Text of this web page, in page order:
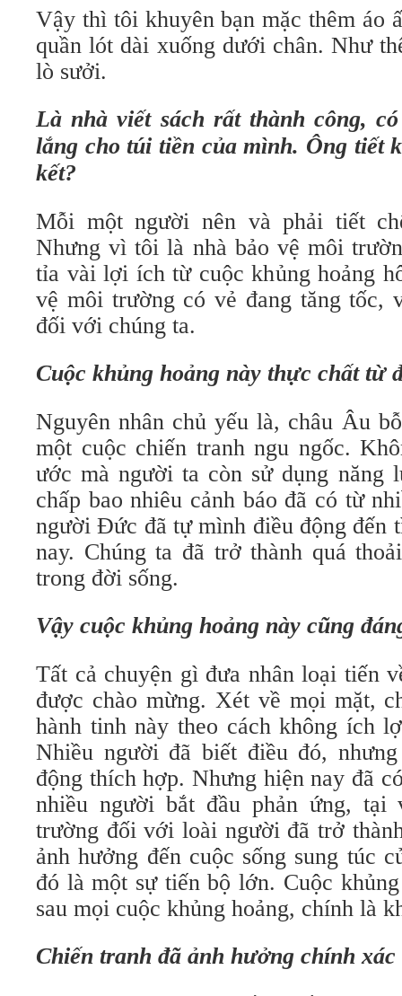
Vậy thì tôi khuyên bạn mặc thêm áo
quần lót dài xuống dưới chân. Như
lò sưởi.
Là nhà viết sách rất thành công,
lắng cho túi tiền của mình. Ông tiết
kết?
Mỗi một người nên và phải tiết
Nhưng vì tôi là nhà bảo vệ môi
tỉa vài lợi ích từ cuộc khủng hoảng
vệ môi trường có vẻ đang tăng tốc,
đối với chúng ta.
Cuộc khủng hoảng này thực chất từ
Nguyên nhân chủ yếu là, châu Âu
một cuộc chiến tranh ngu ngốc.
ước mà người ta còn sử dụng năng
chấp bao nhiêu cảnh báo đã có từ
người Đức đã tự mình điều động đến
nay. Chúng ta đã trở thành quá
trong đời sống.
Vậy cuộc khủng hoảng này cũng
Tất cả chuyện gì đưa nhân loại tiến
được chào mừng. Xét về mọi mặt,
hành tinh này theo cách không ích
Nhiều người đã biết điều đó,
động thích hợp. Nhưng hiện nay đã
nhiều người bắt đầu phản ứng,
trường đối với loài người đã trở
ảnh hưởng đến cuộc sống sung túc
đó là một sự tiến bộ lớn. Cuộc
sau mọi cuộc khủng hoảng, chính là
Chiến tranh đã ảnh hưởng chính